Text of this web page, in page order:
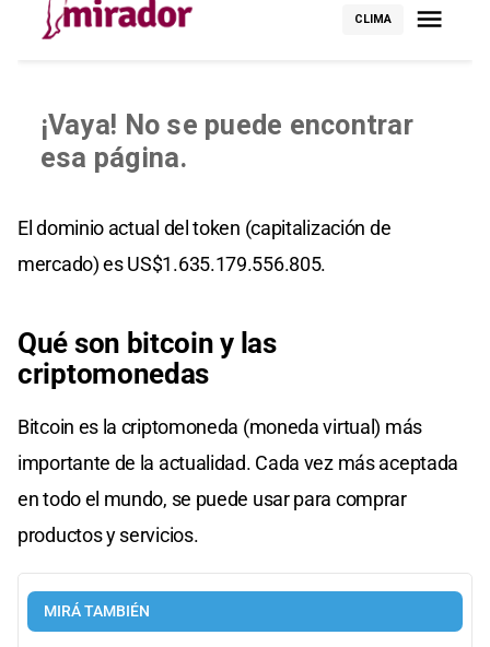
El dominio actual del token (capitalización de
mercado) es US$1.635.179.556.805.
Qué son bitcoin y las
criptomonedas
Bitcoin es la criptomoneda (moneda virtual) más
importante de la actualidad. Cada vez más aceptada
en todo el mundo, se puede usar para comprar
productos y servicios.
MIRÁ TAMBIÉN